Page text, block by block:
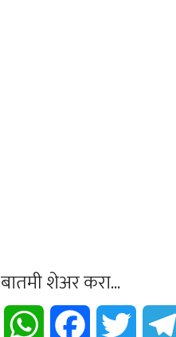
बातमी शेअर करा...
WhatsApp Facebook Twitter